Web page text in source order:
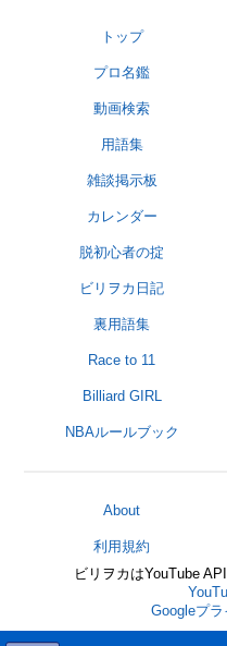
トップ
プロ名鑑
動画検索
用語集
雑談掲示板
カレンダー
脱初心者の掟
ビリヲカ日記
裏用語集
Race to 11
Billiard GIRL
NBAルールブック
About
利用規約
ビリヲカはYouTube
Googleプ